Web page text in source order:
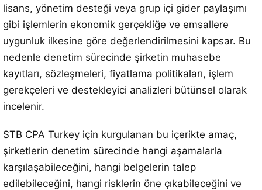
lisans, yönetim desteği veya grup içi gider paylaşımı
gibi işlemlerin ekonomik gerçekliğe ve emsallere
uygunluk ilkesine göre değerlendirilmesini kapsar. Bu
nedenle denetim sürecinde şirketin muhasebe
kayıtları, sözleşmeleri, fiyatlama politikaları, işlem
gerekçeleri ve destekleyici analizleri bütünsel olarak
incelenir.
STB CPA Turkey için kurgulanan bu içerikte amaç,
şirketlerin denetim sürecinde hangi aşamalarla
karşılaşabileceğini, hangi belgelerin talep
edilebileceğini, hangi risklerin öne çıkabileceğini ve